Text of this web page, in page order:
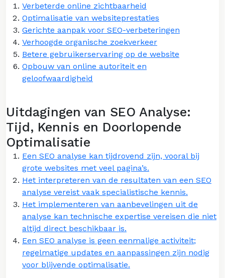
Verbeterde online zichtbaarheid
Optimalisatie van websiteprestaties
Gerichte aanpak voor SEO-verbeteringen
Verhoogde organische zoekverkeer
Betere gebruikerservaring op de website
Opbouw van online autoriteit en
geloofwaardigheid
Uitdagingen van SEO Analyse:
Tijd, Kennis en Doorlopende
Optimalisatie
Een SEO analyse kan tijdrovend zijn, vooral bij
grote websites met veel pagina’s.
Het interpreteren van de resultaten van een SEO
analyse vereist vaak specialistische kennis.
Het implementeren van aanbevelingen uit de
analyse kan technische expertise vereisen die niet
altijd direct beschikbaar is.
Een SEO analyse is geen eenmalige activiteit;
regelmatige updates en aanpassingen zijn nodig
voor blijvende optimalisatie.